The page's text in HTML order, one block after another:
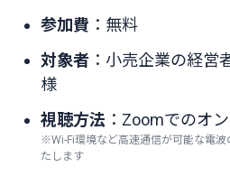
参加費 ：無料
対象者 ：小売企業の経営
様
視聴方法 ：Zoomでのオ
※Wi-Fi環境など高速通信が可能な電
たします